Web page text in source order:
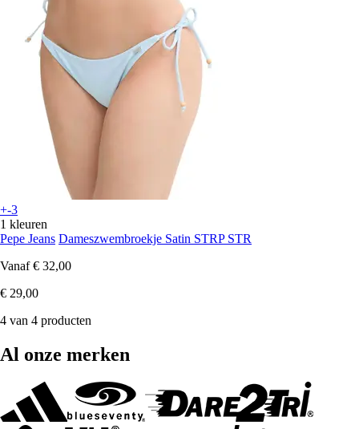
+-3
1 kleuren
Pepe Jeans Dameszwembroekje Satin STRP STR
Vanaf € 32,00
€ 29,00
4 van 4 producten
Al onze merken